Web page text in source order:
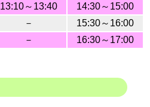
13:10～13:40
14:30～15:00
－
15:30～16:00
－ 16:30～17:00